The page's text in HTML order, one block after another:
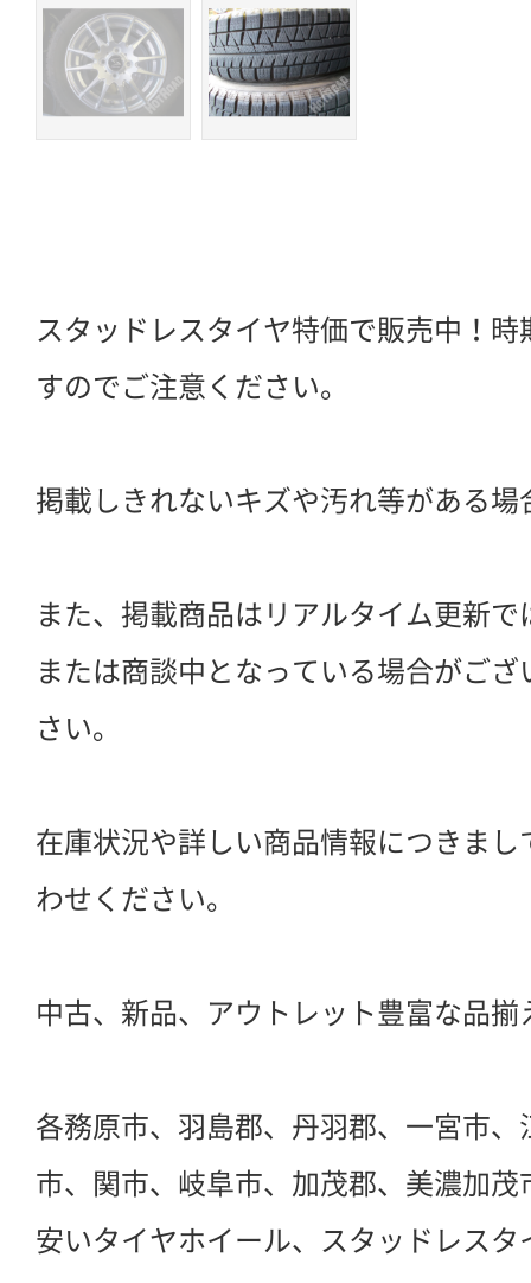
スタッドレスタイヤ特価で販売中！
すのでご注意ください。
掲載しきれないキズや汚れ等がある場
また、掲載商品はリアルタイム更新
または商談中となっている場合がご
さい。
在庫状況や詳しい商品情報につきま
わせください。
中古、新品、アウトレット豊富な品揃
各務原市、羽島郡、丹羽郡、一宮市
市、関市、岐阜市、加茂郡、美濃加茂
安いタイヤホイール、スタッドレス